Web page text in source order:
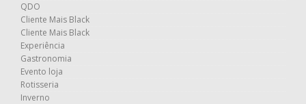
QDO
Cliente Mais Black
Cliente Mais Black
Experiência
Gastronomia
Evento loja
Rotisseria
Inverno